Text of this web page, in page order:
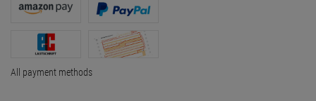
All payment methods